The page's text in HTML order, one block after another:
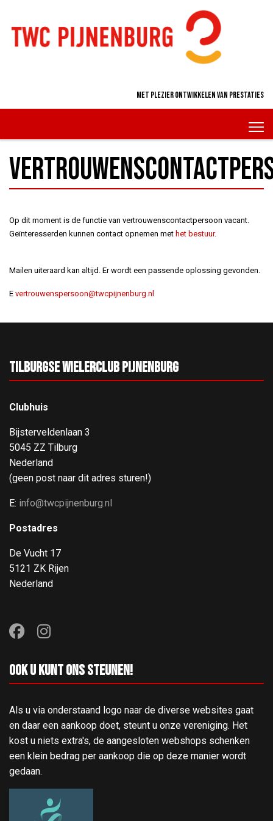
Met plezier ontwikkelen van prestaties
Op dit moment is de functie van vertrouwenscontactpersoon vacant.
Geïnteresserden kunnen contact opnemen met het bestuur.
Mailen uiteraard kan altijd. Er wordt een passende oplossing gevonden.
E vertrouwenspersoon@twcpijnenburg.nl
Tilburgse Wielerclub Pijnenburg
Clubhuis
Bijsterveldenlaan 3
5045 ZZ Tilburg
Nederland
(geen post naar dit adres sturen!)
E: info@twcpijnenburg.nl
Postadres
De Vucht 17
5121 ZK Rijen
Nederland
Ook u kunt ons steunen!
Als u via onderstaand logo naar de diverse websites gaat
en daar een aankoop doet, steunt u onze vereniging. Het
kost u niets extra's, de aangesloten webshops schenken
een klein bedrag per aankoop die op deze manier wordt
gedaan.